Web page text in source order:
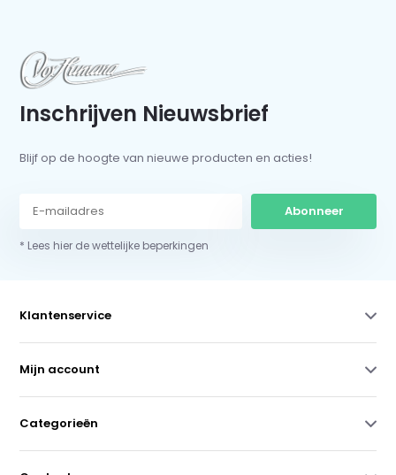
Inschrijven Nieuwsbrief
Blijf op de hoogte van nieuwe producten en acties!
Abonneer
* Lees hier de wettelijke beperkingen
Klantenservice
Mijn account
Categorieën